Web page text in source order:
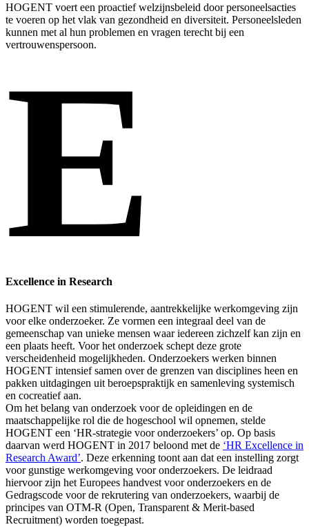
HOGENT voert een proactief welzijnsbeleid door personeelsacties
te voeren op het vlak van gezondheid en diversiteit. Personeelsleden
kunnen met al hun problemen en vragen terecht bij een
vertrouwenspersoon.
E
Excellence in Research
HOGENT wil een stimulerende, aantrekkelijke werkomgeving zijn
voor elke onderzoeker. Ze vormen een integraal deel van de
gemeenschap van unieke mensen waar iedereen zichzelf kan zijn en
een plaats heeft. Voor het onderzoek schept deze grote
verscheidenheid mogelijkheden. Onderzoekers werken binnen
HOGENT intensief samen over de grenzen van disciplines heen en
pakken uitdagingen uit beroepspraktijk en samenleving systemisch
en cocreatief aan.
Om het belang van onderzoek voor de opleidingen en de
maatschappelijke rol die de hogeschool wil opnemen, stelde
HOGENT een ‘HR-strategie voor onderzoekers’ op. Op basis
daarvan werd HOGENT in 2017 beloond met de ‘HR Excellence in
Research Award’. Deze erkenning toont aan dat een instelling zorgt
voor gunstige werkomgeving voor onderzoekers. De leidraad
hiervoor zijn het Europees handvest voor onderzoekers en de
Gedragscode voor de rekrutering van onderzoekers, waarbij de
principes van OTM-R (Open, Transparent & Merit-based
Recruitment) worden toegepast.